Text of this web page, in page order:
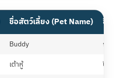
ชื่อสัตว์เลี้ยง (Pet Name) ชื่อเ
Buddy
กรพั
เต้าหู้
ปิยพ